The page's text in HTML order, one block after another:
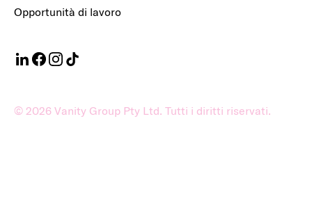
Opportunità di lavoro
© 2026 Vanity Group Pty Ltd. Tutti i diritti riservati.